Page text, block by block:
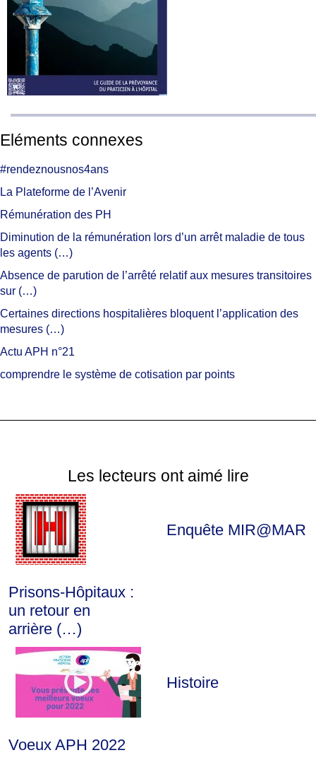
Eléments connexes
#rendeznousnos4ans
La Plateforme de l’Avenir
Rémunération des PH
Diminution de la rémunération lors d’un arrêt maladie de tous
les agents (…)
Absence de parution de l’arrêté relatif aux mesures transitoires
sur (…)
Certaines directions hospitalières bloquent l’application des
mesures (…)
Actu APH n°21
comprendre le système de cotisation par points
Les lecteurs ont aimé lire
Prisons-Hôpitaux :
un retour en
arrière (…)
Enquête MIR@MAR
Voeux APH 2022
Histoire